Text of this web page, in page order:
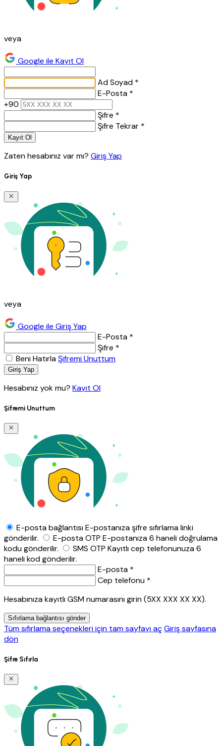
veya
Google ile Kayıt Ol
Ad Soyad *
E-Posta *
+90
Şifre *
Şifre Tekrar *
Kayıt Ol
Zaten hesabınız var mı? Giriş Yap
Giriş Yap
veya
Google ile Giriş Yap
E-Posta *
Şifre *
Beni HatırlaŞifremi Unuttum
Giriş Yap
Hesabınız yok mu? Kayıt Ol
Şifremi Unuttum
E-posta bağlantısıE-postanıza şifre sıfırlama linki
gönderilir.
E-posta OTP E-postanıza 6 haneli doğrulama
kodu gönderilir.
SMS OTP Kayıtlı cep telefonunuza 6
haneli kod gönderilir.
E-posta *
Cep telefonu *
Hesabınıza kayıtlı GSM numarasını girin (5XX XXX XX XX).
Sıfırlama bağlantısı gönder
Tüm sıfırlama seçenekleri için tam sayfayı açGiriş sayfasına
dön
Şifre Sıfırla